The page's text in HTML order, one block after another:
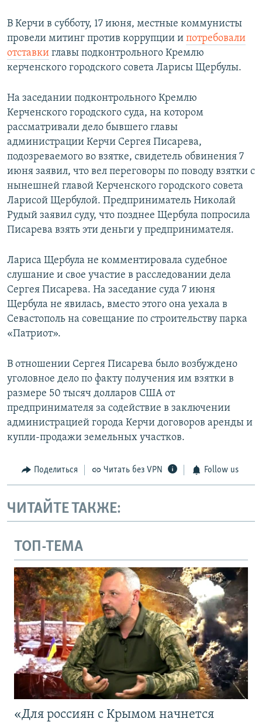
В Керчи в субботу, 17 июня, местные коммунисты
провели митинг против коррупции и потребовали
отставки главы подконтрольного Кремлю
керченского городского совета Ларисы Щербулы.
На заседании подконтрольного Кремлю
Керченского городского суда, на котором
рассматривали дело бывшего главы
администрации Керчи Сергея Писарева,
подозреваемого во взятке, свидетель обвинения 7
июня заявил, что вел переговоры по поводу взятки с
нынешней главой Керченского городского совета
Ларисой Щербулой. Предприниматель Николай
Рудый заявил суду, что позднее Щербула попросила
Писарева взять эти деньги у предпринимателя.
Лариса Щербула не комментировала судебное
слушание и свое участие в расследовании дела
Сергея Писарева. На заседание суда 7 июня
Щербула не явилась, вместо этого она уехала в
Севастополь на совещание по строительству парка
«Патриот».
В отношении Сергея Писарева было возбуждено
уголовное дело по факту получения им взятки в
размере 50 тысяч долларов США от
предпринимателя за содействие в заключении
администрацией города Керчи договоров аренды и
купли-продажи земельных участков.
Поделиться Читать без VPN Follow us
ЧИТАЙТЕ ТАКЖЕ:
ТОП-ТЕМА
«Для россиян с Крымом начнется